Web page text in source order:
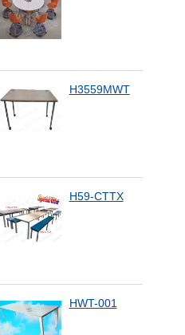
H3559MWT
H59-CTTX
HWT-001